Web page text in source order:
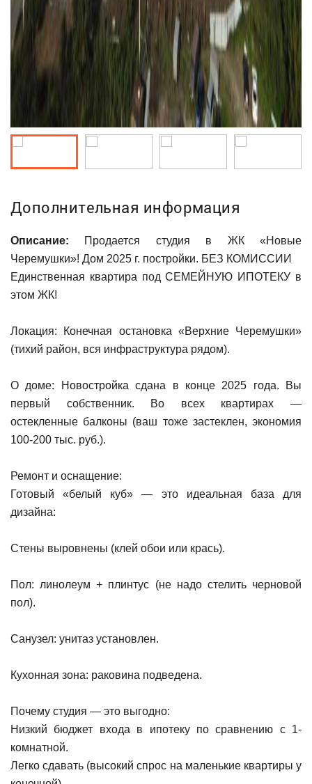
Дополнительная информация
Описание: Продается студия в ЖК «Новые
Черемушки»! Дом 2025 г. постройки. БЕЗ КОМИССИИ
Единственная квартира под СЕМЕЙНУЮ ИПОТЕКУ в
этом ЖК!
Локация: Конечная остановка «Верхние Черемушки»
(тихий район, вся инфраструктура рядом).
О доме: Новостройка сдана в конце 2025 года. Вы
первый собственник. Во всех квартирах —
остекленные балконы (ваш тоже застеклен, экономия
100-200 тыс. руб.).
Ремонт и оснащение:
Готовый «белый куб» — это идеальная база для
дизайна:
Стены выровнены (клей обои или крась).
Пол: линолеум + плинтус (не надо стелить черновой
пол).
Санузел: унитаз установлен.
Кухонная зона: раковина подведена.
Почему студия — это выгодно:
Низкий бюджет входа в ипотеку по сравнению с 1-
комнатной.
Легко сдавать (высокий спрос на маленькие квартиры у